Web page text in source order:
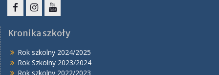
Kronika szkoły
Rok szkolny 2024/2025
Rok Szkolny 2023/2024
Rok szkolny 2022/2023